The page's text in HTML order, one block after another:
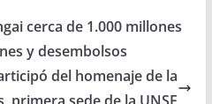
i
r
e
cerca de 1.000 millones
y desembolsos
del homenaje de la
primera sede de la UNSE